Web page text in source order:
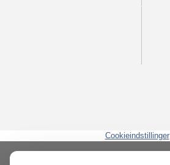
Cookieindstillinger